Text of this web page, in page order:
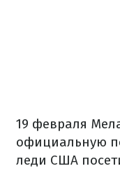
19 февраля
официальную
леди США